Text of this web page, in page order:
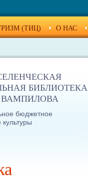
(ТИЦ) О НАС
БИБЛИОТЕКА
бюджетное